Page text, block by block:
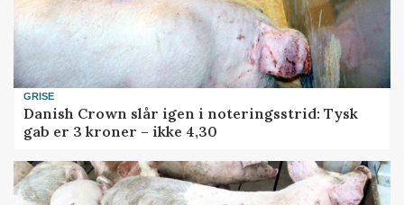
GRISE
Danish Crown slår igen i noteringsstrid: Tysk
gab er 3 kroner – ikke 4,30